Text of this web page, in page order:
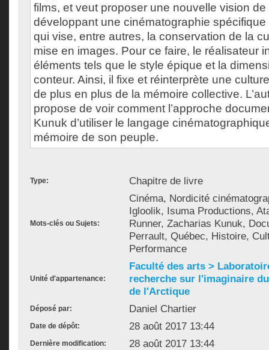
films, et veut proposer une nouvelle vision de
développant une cinématographie spécifique
qui vise, entre autres, la conservation de la
mise en images. Pour ce faire, le réalisateur
éléments tels que le style épique et la
conteur. Ainsi, il fixe et réinterprète une
de plus en plus de la mémoire collective.
propose de voir comment l’approche
Kunuk d’utiliser le langage
mémoire de son peuple.
Type: Chapitre de livre
Mots-clés ou Sujets:
Cinéma, Nordicité
Igloolik, Isuma Productions,
Runner, Zacharias Kunuk,
Perrault, Québec, Histoire,
Performance
Unité d'appartenance:
Faculté des arts >
recherche sur l'imaginaire
de l'Arctique
Déposé par: Daniel Chartier
Date de dépôt: 28 août 2017 13:44
Dernière modification: 28 août 2017 13:44